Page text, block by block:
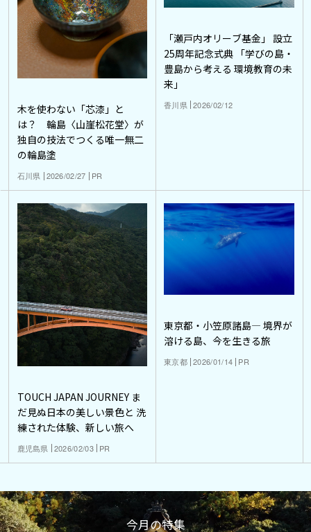
木を使わない「芯漆」と
は？ 輪島〈山崖松花堂〉が
独自の技法でつくる唯一無二
の輪島塗
石川県 2026/02/27 PR
「瀬戸内オリーブ基金」 設立
25周年記念式典 「学びの島・
豊島から考える 環境教育の未
来」
香川県 2026/02/12
TOUCH JAPAN JOURNEY ま
だ見ぬ日本の美しい景色と 洗
練された体験、新しい旅へ
鹿児島県 2026/02/03 PR
東京都・小笠原諸島― 境界が
溶ける島、今を生きる旅
東京都 2026/01/14 PR
今月の特集